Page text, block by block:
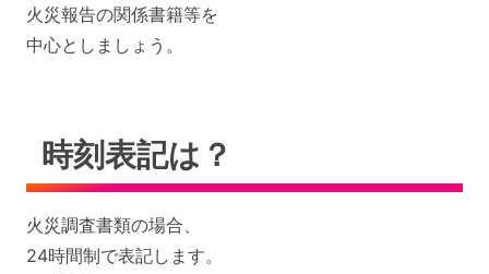
火災報告の関係書籍等を
中心としましょう。
時刻表記は？
火災調査書類の場合、
24時間制で表記します。